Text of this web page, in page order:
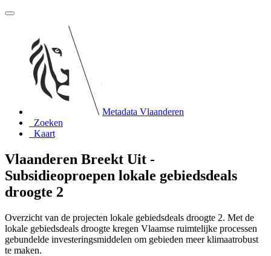
Metadata Vlaanderen
Zoeken
Kaart
Vlaanderen Breekt Uit -
Subsidieoproepen lokale gebiedsdeals
droogte 2
Overzicht van de projecten lokale gebiedsdeals droogte 2. Met de
lokale gebiedsdeals droogte kregen Vlaamse ruimtelijke processen
gebundelde investeringsmiddelen om gebieden meer klimaatrobust
te maken.